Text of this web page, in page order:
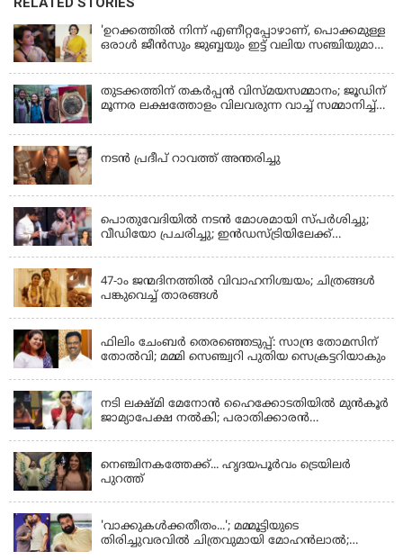
'ഉറക്കത്തിൽ നിന്ന് എണീറ്റപ്പോഴാണ്, പൊക്കമുള്ള
ഒരാൾ ജീൻസും ജുബ്ബയും ഇട്ട് വലിയ സഞ്ചിയുമായി
മരിച്ചുപോയെന്ന് പറഞ്ഞു; ആത്മാക്കളെ കണ്ടിട്ടു
ഉണ്ടെന്ന് നടി ലെന
തുടക്കത്തിന് തകർപ്പൻ വിസ്മയസമ്മാനം; ജൂഡിന്
മൂന്നര ലക്ഷത്തോളം വിലവരുന്ന വാച്ച് സമ്മാനിച്ച്
നടൻ പ്രദീപ് റാവത്ത് അന്തരിച്ചു
പൊതുവേദിയില്‍ നടന്‍ മോശമായി സ്പര്‍ശിച്ചു;
വീഡിയോ പ്രചരിച്ചു; ഇന്‍ഡസ്ട്രിയിലേക്ക്
47-ാം ജന്മദിനത്തിൽ വിവാഹനിശ്ചയം; ചിത്രങ്ങള്‍
പങ്കുവെച്ച് താരങ്ങൾ
ഫിലിം ചേംബർ തെരഞ്ഞെടുപ്പ്: സാന്ദ്ര തോമസിന്
തോൽവി; മമ്മി സെഞ്ച്വറി പുതിയ സെക്രട്ടറിയാകും
നടി ലക്ഷ്മി മേനോൻ ഹൈക്കോടതിയിൽ മുൻ‌കൂർ
ജാമ്യാപേക്ഷ നൽകി; പരാതിക്കാരൻ
നെഞ്ചിനകത്തേക്ക്... ഹൃദയപൂര്‍വം ട്രെയിലര്‍
പുറത്ത്
'വാക്കുകള്‍ക്കതീതം...'; മമ്മൂട്ടിയുടെ
തിരിച്ചുവരവില്‍ ചിത്രവുമായി മോഹന്‍ലാല്‍;